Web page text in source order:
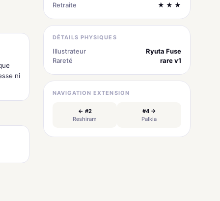
ni
Retraite
★ ★ ★
DÉTAILS PHYSIQUES
Illustrateur
Ryuta Fuse
Rareté
rare v1
NAVIGATION EXTENSION
← #2
Reshiram
#4 →
Palkia